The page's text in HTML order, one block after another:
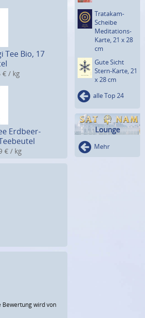
Tee Bio, 17
€ / kg
Erdbeer-
€ / kg
Bewertung wird von
Tratakam-
Scheibe
Medita­tions-
Karte, 21 x 28
cm
Gute Sicht
Stern-Karte, 21
x 28 cm
alle Top 24
Lounge
Mehr